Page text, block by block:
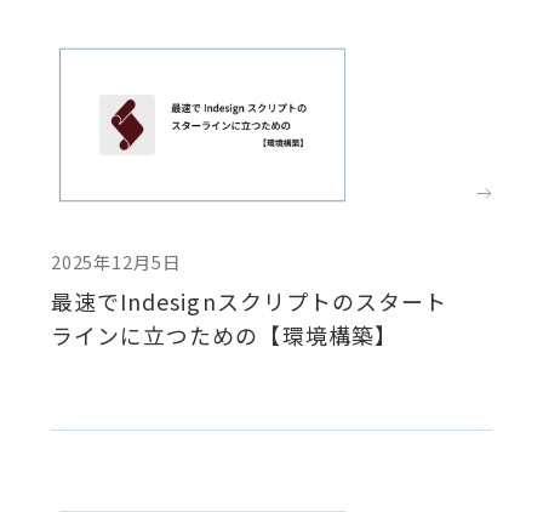
2025年12月5日
最速でIndesignスクリプトのスタート
ラインに立つための【環境構築】